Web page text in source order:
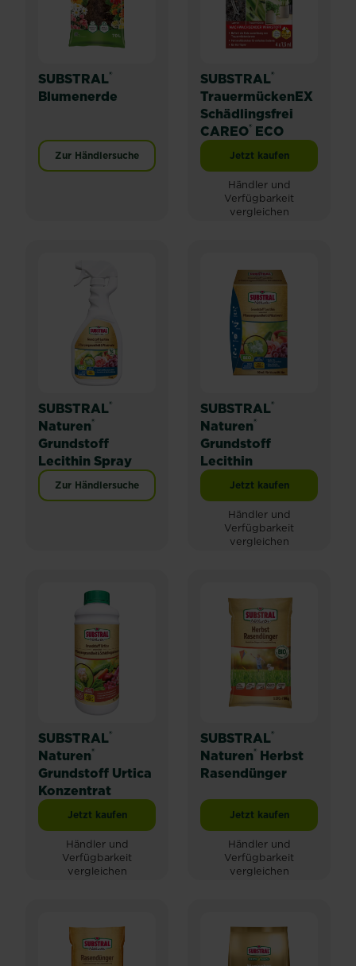
SUBSTRAL®
Blumenerde
Zur Händlersuche
SUBSTRAL®
TrauermückenEX
Schädlingsfrei
CAREO® ECO
Jetzt kaufenSUBSTRAL®
Händler und
Verfügbarkeit
vergleichen
SUBSTRAL®
Naturen®
Grundstoff
Lecithin Spray
Zur Händlersuche
SUBSTRAL®
Naturen®
Grundstoff
Lecithin
Jetzt kaufenSUBSTRAL®
Händler und
Verfügbarkeit
vergleichen
SUBSTRAL®
Naturen®
Grundstoff Urtica
Konzentrat
Jetzt kaufenSUBSTRAL® Naturen® Grundstoff Urtica Konzentrat
Händler und
Verfügbarkeit
vergleichen
SUBSTRAL®
Naturen® Herbst
Rasendünger
Jetzt kaufenSUBSTRAL®
Händler und
Verfügbarkeit
vergleichen